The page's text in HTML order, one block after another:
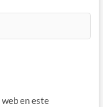
en este